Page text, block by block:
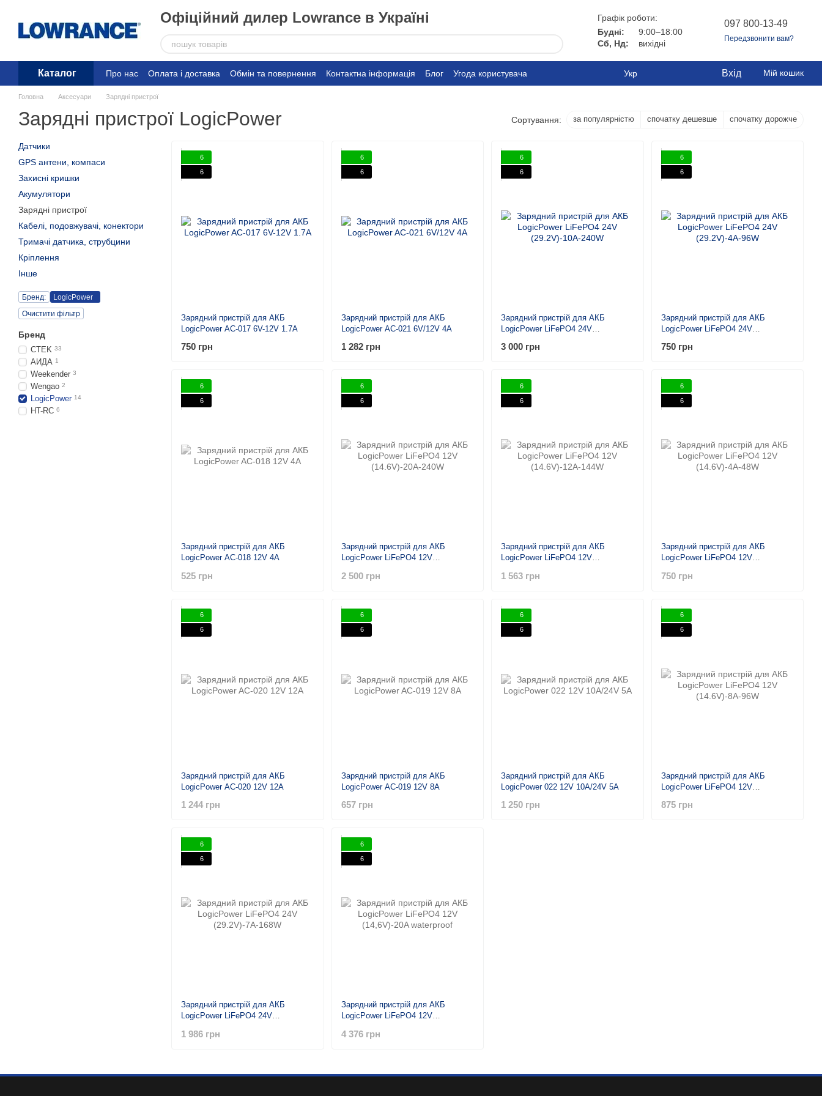
Офіційний дилер Lowrance в Україні
Графік роботи:
Будні:
9:00–18:00
Сб, Нд:
вихідні
097 800-13-49
Передзвонити вам?
Каталог Про нас Оплата і доставка Обмін та повернення Контактна інформація Блог Угода користувача Укр Вхід Мій кошик
Головна Аксесуари Зарядні пристрої
Зарядні пристрої LogicPower Сортування: за популярністю спочатку дешевше спочатку дорожче
6
6
Зарядний пристрій для АКБ
LogicPower AC-017 6V-12V 1.7A
750 грн
6
6
Зарядний пристрій для АКБ
LogicPower AC-021 6V/12V 4A
1 282 грн
6
6
Зарядний пристрій для АКБ
LogicPower LiFePO4 24V
3 000 грн
6
6
Зарядний пристрій для АКБ
LogicPower LiFePO4 24V
750 грн
6
6
Зарядний пристрій для АКБ
LogicPower AC-018 12V 4A
525 грн
6
6
Зарядний пристрій для АКБ
LogicPower LiFePO4 12V
2 500 грн
6
6
Зарядний пристрій для АКБ
LogicPower LiFePO4 12V
1 563 грн
6
6
Зарядний пристрій для АКБ
LogicPower LiFePO4 12V
750 грн
6
6
Зарядний пристрій для АКБ
LogicPower AC-020 12V 12A
1 244 грн
6
6
Зарядний пристрій для АКБ
LogicPower AC-019 12V 8A
657 грн
6
6
Зарядний пристрій для АКБ
LogicPower 022 12V 10А/24V 5А
1 250 грн
6
6
Зарядний пристрій для АКБ
LogicPower LiFePO4 12V
875 грн
6
6
Зарядний пристрій для АКБ
LogicPower LiFePO4 24V
1 986 грн
6
6
Зарядний пристрій для АКБ
LogicPower LiFePO4 12V
4 376 грн
Датчики
GPS антени, компаси
Захисні кришки
Акумулятори
Зарядні пристрої
Кабелі, подовжувачі, конектори
Тримачі датчика, струбцини
Кріплення
Інше
Бренд:
LogicPower
Очистити фільтр
Бренд
CTEK 33
АИДА 1
Weekender 3
Wengao 2
LogicPower 14
HT-RC 6